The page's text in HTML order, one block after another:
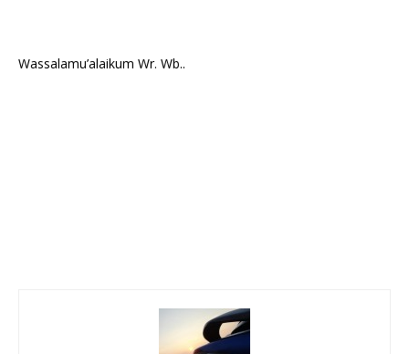
Wassalamu’alaikum Wr. Wb..